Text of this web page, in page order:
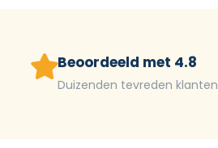
Beoordeeld met 4.8
Duizenden tevreden klanten